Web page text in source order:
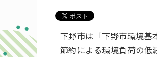
下野市は「下野市環境基
節約による環境負荷の低